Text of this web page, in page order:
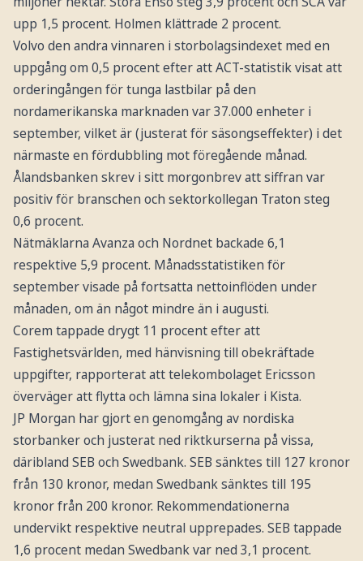
upp 1,5 procent. Holmen klättrade 2 procent.
Volvo den andra vinnaren i storbolagsindexet med en
uppgång om 0,5 procent efter att ACT-statistik visat att
orderingången för tunga lastbilar på den
nordamerikanska marknaden var 37.000 enheter i
september, vilket är (justerat för säsongseffekter) i det
närmaste en fördubbling mot föregående månad.
Ålandsbanken skrev i sitt morgonbrev att siffran var
positiv för branschen och sektorkollegan Traton steg
0,6 procent.
Nätmäklarna Avanza och Nordnet backade 6,1
respektive 5,9 procent. Månadsstatistiken för
september visade på fortsatta nettoinflöden under
månaden, om än något mindre än i augusti.
Corem tappade drygt 11 procent efter att
Fastighetsvärlden, med hänvisning till obekräftade
uppgifter, rapporterat att telekombolaget Ericsson
överväger att flytta och lämna sina lokaler i Kista.
JP Morgan har gjort en genomgång av nordiska
storbanker och justerat ned riktkurserna på vissa,
däribland SEB och Swedbank. SEB sänktes till 127 kronor
från 130 kronor, medan Swedbank sänktes till 195
kronor från 200 kronor. Rekommendationerna
undervikt respektive neutral upprepades. SEB tappade
1,6 procent medan Swedbank var ned 3,1 procent.